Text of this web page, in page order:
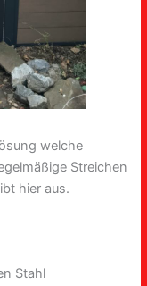
welche
Streichen
hier aus.
Stahl